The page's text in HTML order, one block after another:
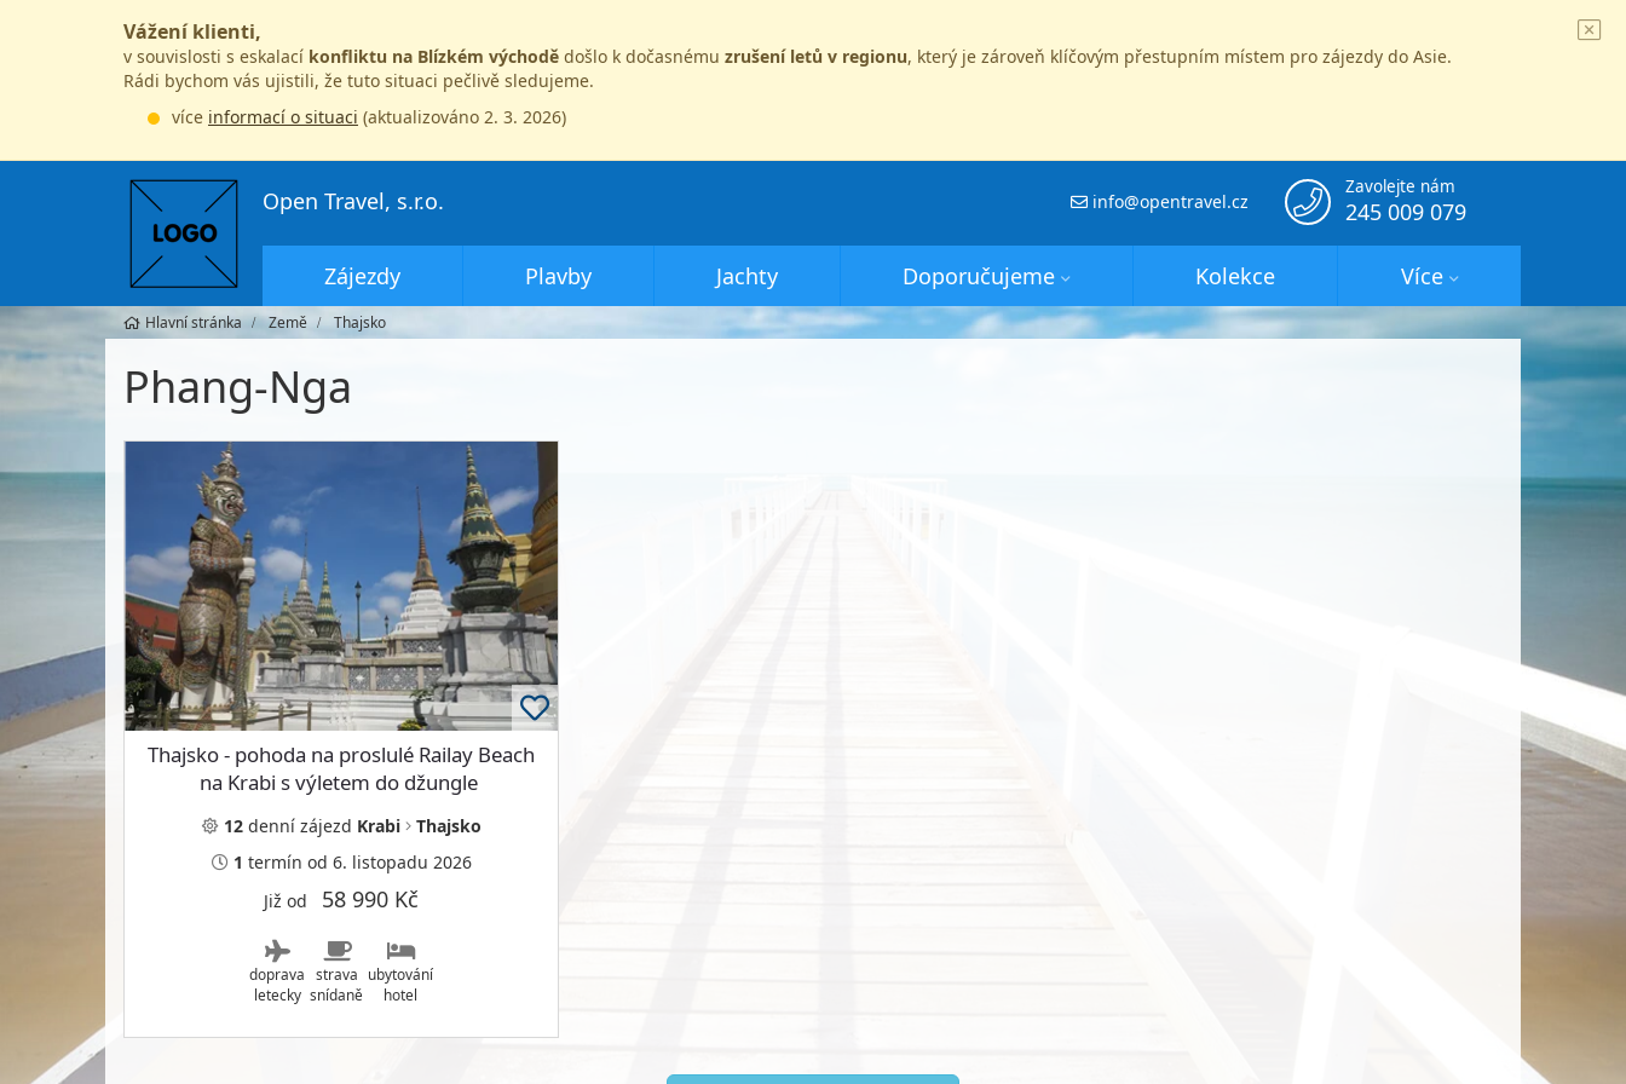
Vážení klienti,
v souvislosti s eskalací konfliktu na Blízkém východě došlo k dočasnému zrušení letů v regionu, který je zároveň klíčovým přestupním místem pro zájezdy do Asie.
Rádi bychom vás ujistili, že tuto situaci pečlivě sledujeme.
více informací o situaci (aktualizováno 2. 3. 2026)
Zavolejte nám
245 009 079
info@opentravel.cz
Open Travel, s.r.o.
Zájezdy Plavby Jachty Doporučujeme Kolekce Více
Hlavní stránka Země Thajsko
Phang-Nga
Thajsko - pohoda na proslulé Railay Beach
na Krabi s výletem do džungle
12dennízájezd Krabi
Thajsko
1 termín od 6. listopadu 2026
Již od 58 990 Kč
doprava
letecky
strava
snídaně
ubytování
hotel